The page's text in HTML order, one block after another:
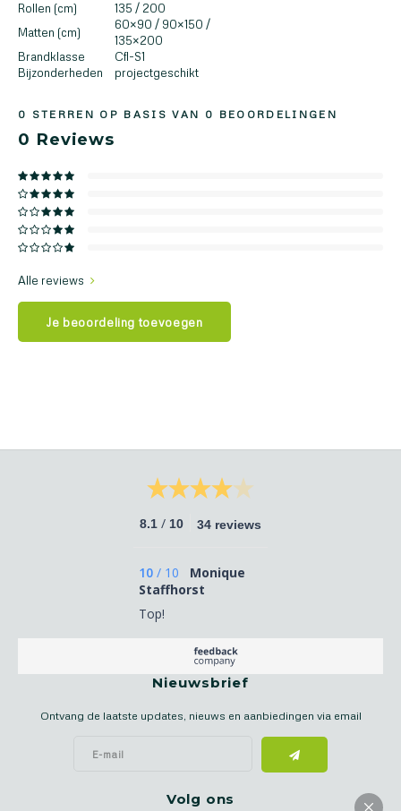
Rollen (cm)
135 / 200
Matten (cm)
60×90 / 90×150 / ​​
135×200
Brandklasse
Cfl-S1
Bijzonderheden
projectgeschikt
0 STERREN OP BASIS VAN 0 BEOORDELINGEN
0 Reviews
Alle reviews
Je beoordeling toevoegen
Nieuwsbrief
Ontvang de laatste updates, nieuws en aanbiedingen via email
Volg ons
8.1 / 10 34 reviews
10 / 10
Monique
Staffhorst
Top!